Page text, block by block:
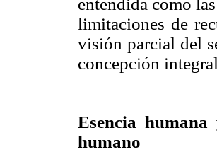
entendida como
limitaciones de
visión parcial del
concepción
Esencia
humano